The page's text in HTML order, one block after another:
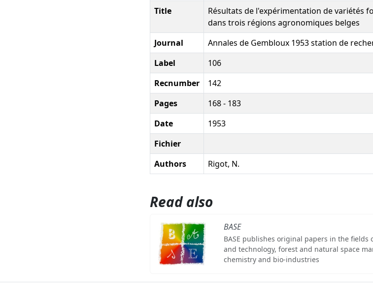
Title
Résultats de l'expérimentation de variétés
dans trois régions agronomiques belges
Journal
Annales de Gembloux 1953 station de
Label
106
Recnumber
142
Pages
168 - 183
Date
1953
Fichier
Authors
Rigot, N.
Read also
BASE
BASE publishes original papers in the
and technology, forest and natural space
chemistry and bio-industries